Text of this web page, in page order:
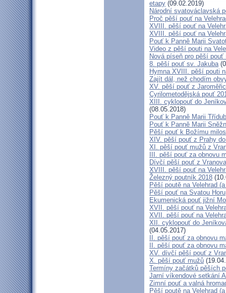
etapy (09.02.2019)
Národní svatováclavská
Proč pěší pouť na
XVIII. pěší pouť na
XVIII. pěší pouť na
Pouť k Panně Marii
Video z pěší pouti na
Nová píseň pro pěší
8. pěší pouť sv. Jakuba
Hymna XVIII. pěší pouti
Zajít dál, než chodím
XV. pěší pouť z
Cyrilometodějská pouť
XIII. cyklopouť do
(08.05.2018)
Pouť k Panně Marii
Pouť k Panně Marii
Pěší pouť k Božímu
XIV. pěší pouť z Prahy
XI. pěší pouť mužů z
III. pěší pouť za obnovu
Dívčí pěší pouť z
XVIII. pěší pouť na
Železný poutník 2018
Pěší poutě na Velehrad
Pěší pouť na Svatou Horu
Ekumenická pouť jižní
XVII. pěší pouť na
XVII. pěší pouť na
XII. cyklopouť do
(04.05.2017)
II. pěší pouť za obnovu
II. pěší pouť za obnovu
XV. dívčí pěší pouť z
X. pěší pouť mužů
Termíny začátků pěších
Jarní víkendové setkání
Zimní pouť a valná
Pěší poutě na Velehrad